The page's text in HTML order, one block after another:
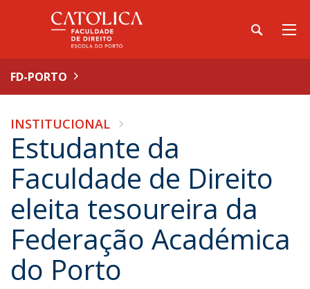
FD-PORTO
INSTITUCIONAL
Estudante da
Faculdade de Direito
eleita tesoureira da
Federação Académica
do Porto